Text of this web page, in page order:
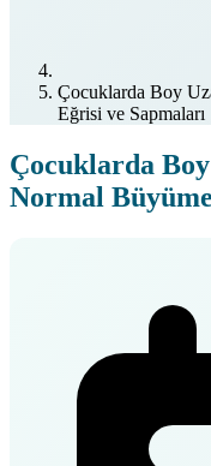
Çocuklarda Boy
Eğrisi ve Sapmaları
Çocuklarda
Normal